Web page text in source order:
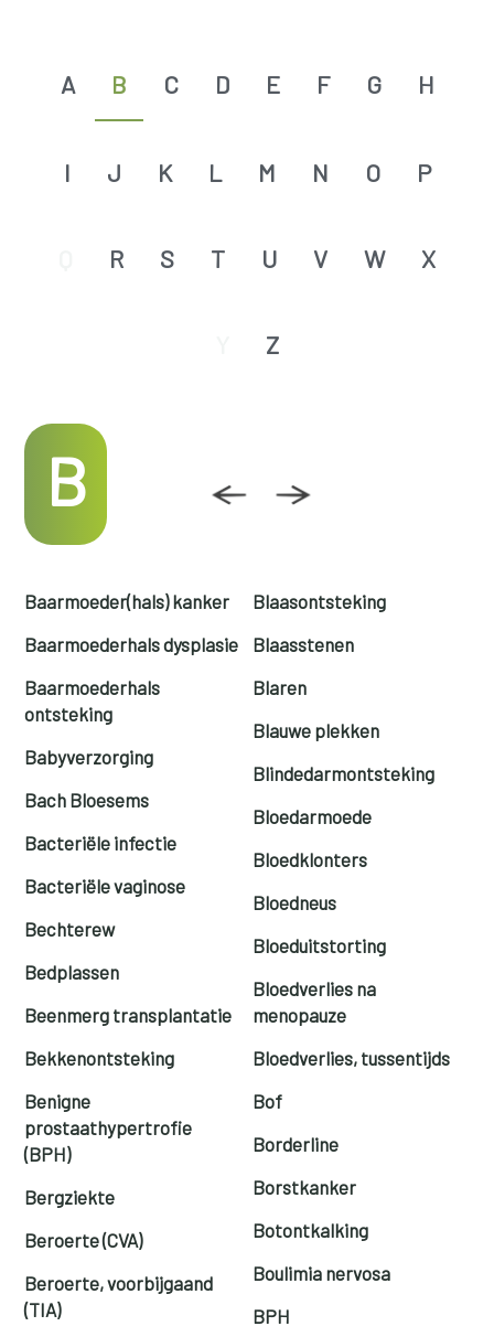
A B C D E F G H
I J K L M N O P
R S T U V W X
Z
B
Baarmoeder(hals) kanker
Baarmoederhals dysplasie
Baarmoederhals
ontsteking
Babyverzorging
Bach Bloesems
Bacteriële infectie
Bacteriële vaginose
Bechterew
Bedplassen
Beenmerg transplantatie
Bekkenontsteking
Benigne
prostaathypertrofie
(BPH)
Bergziekte
Beroerte (CVA)
Beroerte, voorbijgaand
(TIA)
Blaasontsteking
Blaasstenen
Blaren
Blauwe plekken
Blindedarmontsteking
Bloedarmoede
Bloedklonters
Bloedneus
Bloeduitstorting
Bloedverlies na
menopauze
Bloedverlies, tussentijds
Bof
Borderline
Borstkanker
Botontkalking
Boulimia nervosa
BPH